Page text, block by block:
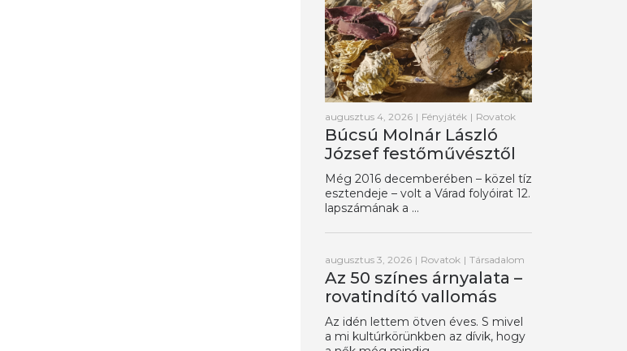
augusztus 4, 2026 | Fényjáték | Rovatok
Búcsú Molnár László
József festőművésztől
Még 2016 decemberében – közel tíz
esztendeje – volt a Várad folyóirat 12.
lapszámának a ...
augusztus 3, 2026 | Rovatok | Társadalom
Az 50 színes árnyalata –
rovatindító vallomás
Az idén lettem ötven éves. S mivel
a mi kultúrkörünkben az dívik, hogy